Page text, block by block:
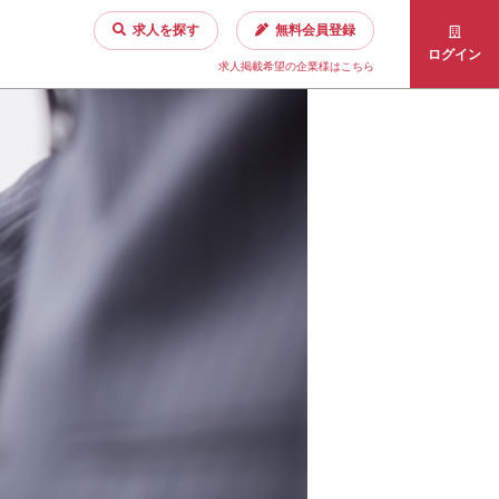
求人を探す 無料会員登録
求人掲載希望の企業様はこちら
ログイン